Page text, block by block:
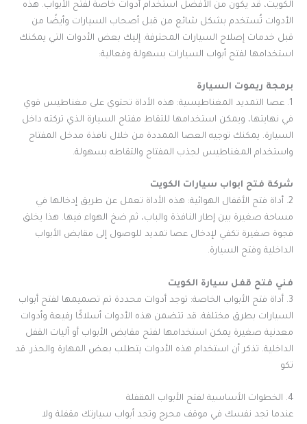
الكويت، قد يكون من الأفضل استخدام أدوات خاصة لفتح الأبواب. هذه
الأدوات تُستخدم بشكل شائع من قبل أصحاب السيارات وأيضًا من
قبل خدمات إصلاح السيارات المحترفة. إليك بعض الأدوات التي يمكنك
استخدامها لفتح أبواب السيارات بسهولة وفعالية:
برمجة ريموت السيارة
1. عصا التمديد المغناطيسية: هذه الأداة تحتوي على مغناطيس قوي
في نهايتها، ويمكن استخدامها للتقاط مفتاح السيارة الذي تركته داخل
السيارة. يمكنك توجيه العصا الممددة من خلال نافذة مدخل المفتاح
واستخدام المغناطيس لجذب المفتاح والتقاطه بسهولة.
شركة فتح ابواب سيارات الكويت
2. أداة فتح الأقفال الهوائية: هذه الأداة تعمل عن طريق إدخالها في
مساحة صغيرة بين إطار النافذة والباب، ثم ضخ الهواء فيها. هذا يخلق
فجوة صغيرة تكفي لإدخال عصا تمديد للوصول إلى مقابض الأبواب
الداخلية وفتح السيارة.
فني فتح قفل سيارة الكويت
3. أداة فتح الأبواب الخاصة: توجد أدوات محددة تم تصميمها لفتح أبواب
السيارات بطرق مختلفة. قد تتضمن هذه الأدوات أسلاكًا رفيعة وأدوات
معدنية صغيرة يمكن استخدامها لفتح مقابض الأبواب أو آليات القفل
الداخلية. تذكر أن استخدام هذه الأدوات يتطلب بعض المهارة والحذر. قد
تكو
4. الخطوات الأساسية لفتح الأبواب المقفلة
عندما تجد نفسك في موقف محرج وتجد أبواب سيارتك مقفلة ولا